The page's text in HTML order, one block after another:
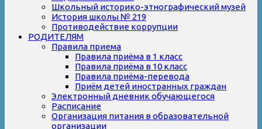
Школьный историко-этнографический музей
История школы № 219
Противодействие коррупции
РОДИТЕЛЯМ
Правила приема
Правила приёма в 1 класс
Правила приёма в 10 класс
Правила приёма-перевода
Приём детей иностранных граждан
Электронный дневник обучающегося
Расписание
Организация питания в образовательной
организации